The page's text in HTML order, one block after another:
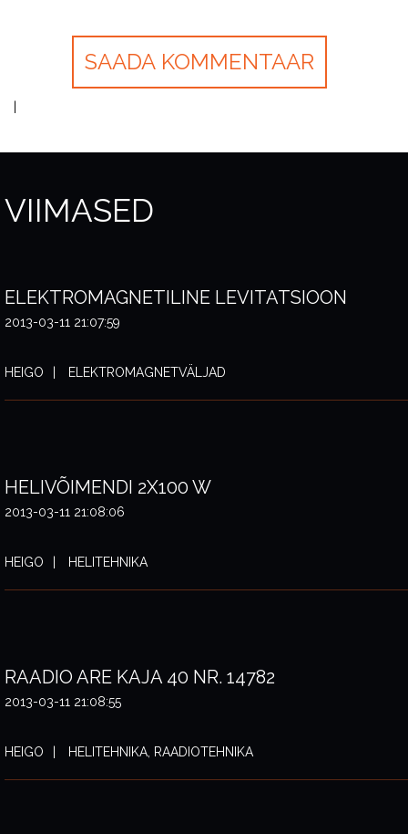
VIIMASED
ELEKTROMAGNETILINE LEVITATSIOON
2013-03-11 21:07:59
HEIGO ELEKTROMAGNETVÄLJAD
HELIVÕIMENDI 2X100 W
2013-03-11 21:08:06
HEIGO HELITEHNIKA
RAADIO ARE KAJA 40 NR. 14782
2013-03-11 21:08:55
HEIGO HELITEHNIKA, RAADIOTEHNIKA